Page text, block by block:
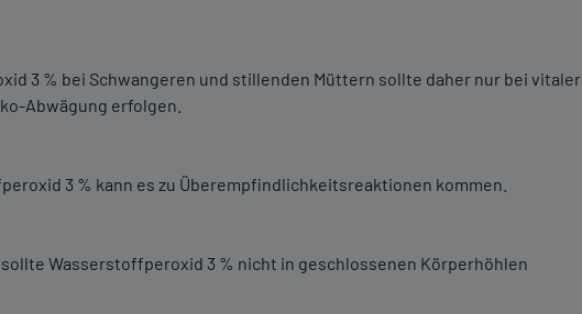
3 % bei Schwangeren und stillenden Müttern sollte daher nur bei vitaler
Abwägung erfolgen.
3 % kann es zu Überempfindlichkeitsreaktionen kommen.
Wasserstoffperoxid 3 % nicht in geschlossenen Körperhöhlen